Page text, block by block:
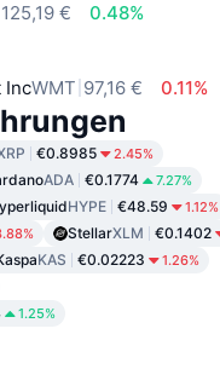
125,19 €
0.48%
IncWMT 97,16 € 0.11%
€0.8985 2.45%
ADA €0.1774 7.27%
HYPE €48.59 1.12%
StellarXLM €0.1402
KAS €0.02223 1.26%
1.25%